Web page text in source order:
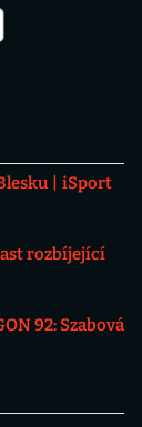
iSport
rozbíjející
92: Szabová